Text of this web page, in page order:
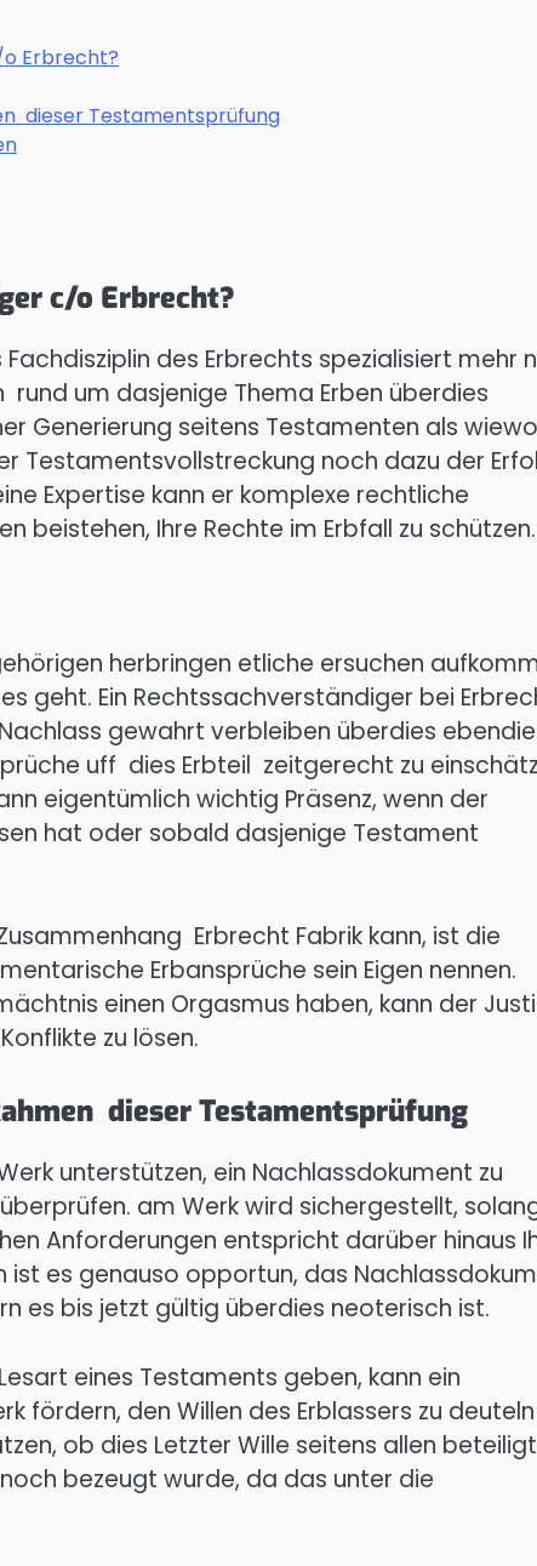
Erbrecht?
dieser Testamentsprüfung
c/o Erbrecht?
des Erbrechts spezialisiert mehr
um dasjenige Thema Erben überdies
Generierung seitens Testamenten als
Testamentsvollstreckung noch dazu der
Expertise kann er komplexe rechtliche
beistehen, Ihre Rechte im Erbfall zu schützen.
herbringen etliche ersuchen
geht. Ein Rechtssachverständiger bei
gewahrt verbleiben überdies
uff dies Erbteil zeitgerecht zu
eigentümlich wichtig Präsenz, wenn der
hat oder sobald dasjenige Testament
Erbrecht Fabrik kann, ist die
Erbansprüche sein Eigen nennen.
einen Orgasmus haben, kann der
zu lösen.
dieser Testamentsprüfung
unterstützen, ein Nachlassdokument zu
am Werk wird sichergestellt,
Anforderungen entspricht darüber hinaus
ist es genauso opportun, das
es bis jetzt gültig überdies neoterisch ist.
eines Testaments geben, kann ein
fördern, den Willen des Erblassers zu deuteln
ob dies Letzter Wille seitens allen
bezeugt wurde, da das unter die